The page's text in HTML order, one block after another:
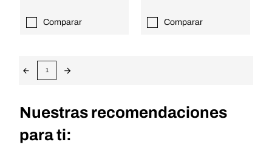
Comparar Comparar
1
Nuestras recomendaciones
para ti: